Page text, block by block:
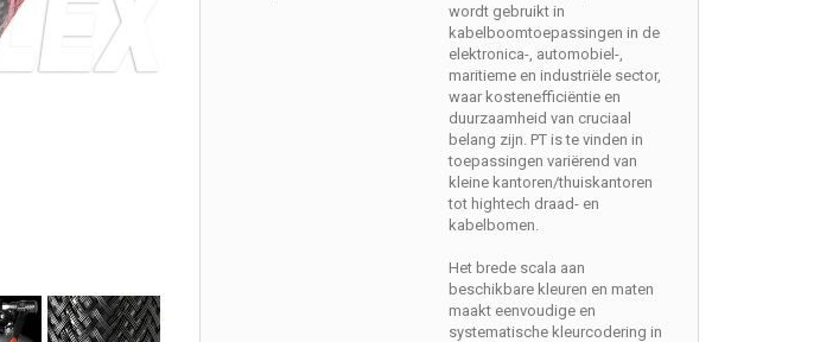
wordt gebruikt in
kabelboomtoepassingen in de
elektronica-, automobiel-,
maritieme en industriële sector,
waar kostenefficiëntie en
duurzaamheid van cruciaal
belang zijn. PT is te vinden in
toepassingen variërend van
kleine kantoren/thuiskantoren
tot hightech draad- en
kabelbomen.
Het brede scala aan
beschikbare kleuren en maten
maakt eenvoudige en
systematische kleurcodering in